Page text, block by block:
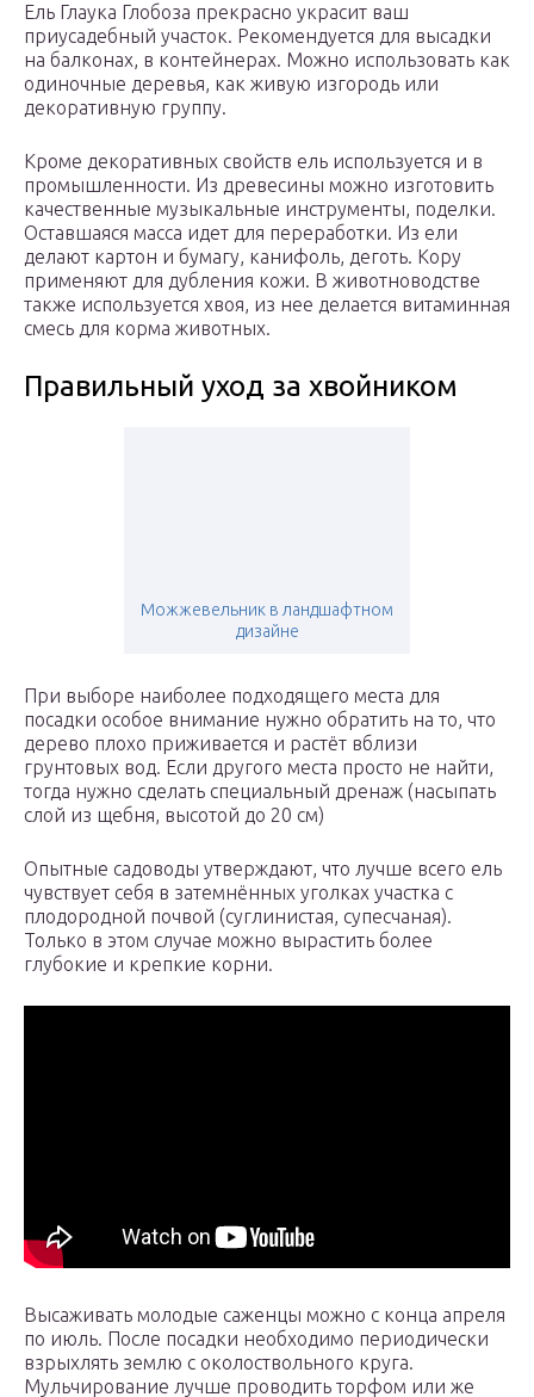
Ель Глаука Глобоза прекрасно украсит ваш
приусадебный участок. Рекомендуется для высадки
на балконах, в контейнерах. Можно использовать как
одиночные деревья, как живую изгородь или
декоративную группу.
Кроме декоративных свойств ель используется и в
промышленности. Из древесины можно изготовить
качественные музыкальные инструменты, поделки.
Оставшаяся масса идет для переработки. Из ели
делают картон и бумагу, канифоль, деготь. Кору
применяют для дубления кожи. В животноводстве
также используется хвоя, из нее делается витаминная
смесь для корма животных.
Правильный уход за хвойником
Можжевельник в ландшафтном
дизайне
При выборе наиболее подходящего места для
посадки особое внимание нужно обратить на то, что
дерево плохо приживается и растёт вблизи
грунтовых вод. Если другого места просто не найти,
тогда нужно сделать специальный дренаж (насыпать
слой из щебня, высотой до 20 см)
Опытные садоводы утверждают, что лучше всего ель
чувствует себя в затемнённых уголках участка с
плодородной почвой (суглинистая, супесчаная).
Только в этом случае можно вырастить более
глубокие и крепкие корни.
Высаживать молодые саженцы можно с конца апреля
по июль. После посадки необходимо периодически
взрыхлять землю с околоствольного круга.
Мульчирование лучше проводить торфом или же